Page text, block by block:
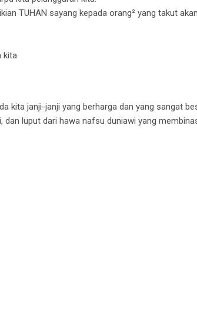
TUHAN sayang kepada orang² yang takut akan
kita
kita janji-janji yang berharga dan yang sangat
dan luput dari hawa nafsu duniawi yang